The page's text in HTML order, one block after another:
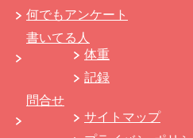
何でもアンケート
書いてる人
体重
記録
問合せ
サイトマップ